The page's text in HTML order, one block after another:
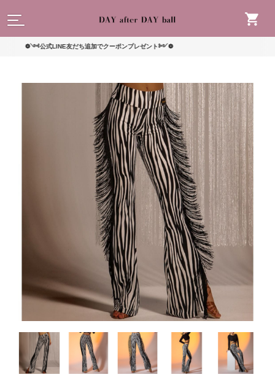
公式LINE友だち追加でクーポンプレゼント༻❁